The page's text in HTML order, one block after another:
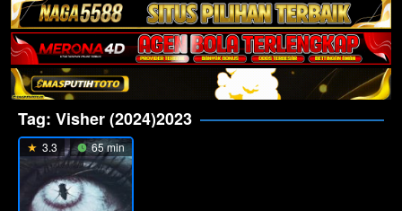
Tag: Visher (2024)2023
3.3 65 min